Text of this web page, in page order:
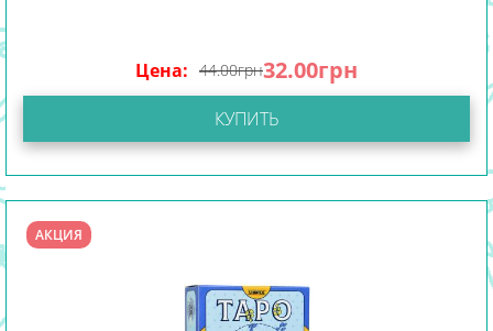
Цена: 44.00грн32.00грн
КУПИТЬ
АКЦИЯ